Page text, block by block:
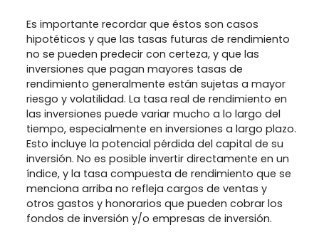
Es importante recordar que éstos son casos
hipotéticos y que las tasas futuras de rendimiento
no se pueden predecir con certeza, y que las
inversiones que pagan mayores tasas de
rendimiento generalmente están sujetas a mayor
riesgo y volatilidad. La tasa real de rendimiento en
las inversiones puede variar mucho a lo largo del
tiempo, especialmente en inversiones a largo plazo.
Esto incluye la potencial pérdida del capital de su
inversión. No es posible invertir directamente en un
índice, y la tasa compuesta de rendimiento que se
menciona arriba no refleja cargos de ventas y
otros gastos y honorarios que pueden cobrar los
fondos de inversión y/o empresas de inversión.